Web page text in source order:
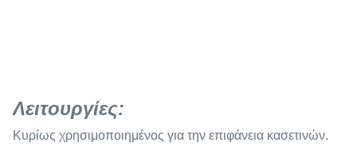
Λειτουργίες:
Κυρίως χρησιμοποιημένος για την επιφάνεια κασετινών.